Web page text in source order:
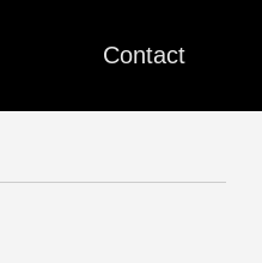
Contact